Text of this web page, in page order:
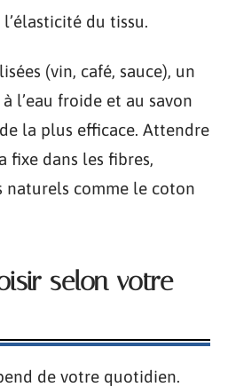
du tissu.
(vin, café, sauce), un
l’eau froide et au savon
la plus efficace. Attendre
fixe dans les fibres,
naturels comme le coton
selon votre
de votre quotidien.